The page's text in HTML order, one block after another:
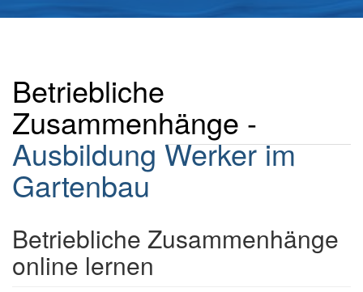
Betriebliche
Zusammenhänge -
Ausbildung Werker im
Gartenbau
Betriebliche Zusammenhänge
online lernen